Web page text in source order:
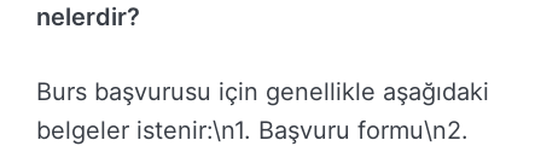
nelerdir?
Burs başvurusu için genellikle aşağıdaki
belgeler istenir:\n1. Başvuru formu\n2.